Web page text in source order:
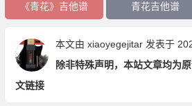
《青花》吉他谱 青花吉他谱
本文由 xiaoyegejitar发表于
除非特殊声明，本站文章均为
文链接